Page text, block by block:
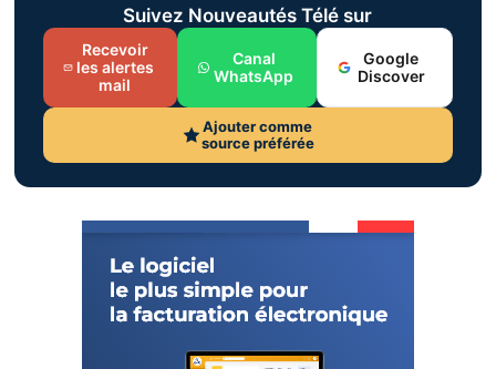
Suivez Nouveautés Télé sur
Recevoir
les alertes
mail
Canal
WhatsApp
Google
Discover
Ajouter comme
source préférée